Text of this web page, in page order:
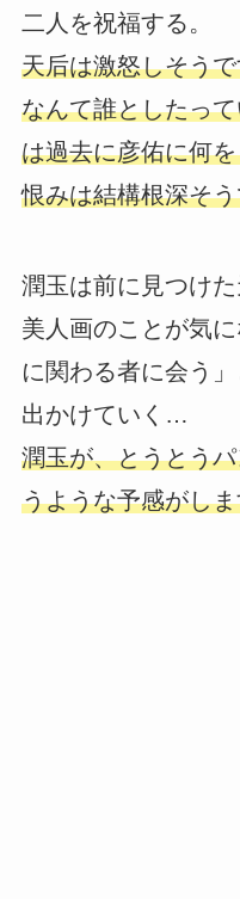
二人を祝福する。
天后は激怒しそう
なんて誰としたっ
は過去に彦佑に何
恨みは結構根深そ
潤玉は前に見つけ
美人画のことが気
に関わる者に会う
出かけていく…
潤玉が、とうとう
うような予感がし